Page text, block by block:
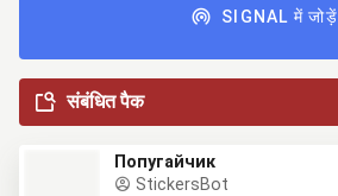
SIGNAL में जोड़ें
संबंधित पैक
Попугайчик
StickersBot